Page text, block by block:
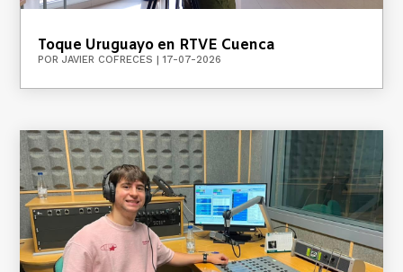
Toque Uruguayo en RTVE Cuenca
PORJAVIER COFRECES |17-07-2026